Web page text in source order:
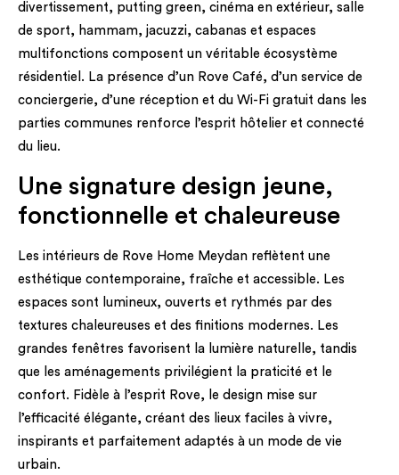
divertissement, putting green, cinéma en extérieur, salle
de sport, hammam, jacuzzi, cabanas et espaces
multifonctions composent un véritable écosystème
résidentiel. La présence d’un Rove Café, d’un service de
conciergerie, d’une réception et du Wi-Fi gratuit dans les
parties communes renforce l’esprit hôtelier et connecté
du lieu.
Une signature design jeune,
fonctionnelle et chaleureuse
Les intérieurs de Rove Home Meydan reflètent une
esthétique contemporaine, fraîche et accessible. Les
espaces sont lumineux, ouverts et rythmés par des
textures chaleureuses et des finitions modernes. Les
grandes fenêtres favorisent la lumière naturelle, tandis
que les aménagements privilégient la praticité et le
confort. Fidèle à l’esprit Rove, le design mise sur
l’efficacité élégante, créant des lieux faciles à vivre,
inspirants et parfaitement adaptés à un mode de vie
urbain.